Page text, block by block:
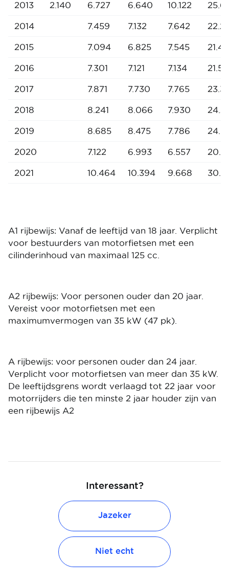
2013 2.140 6.727 6.640 10.122
2014 7.459 7.132 7.642
2015 7.094 6.825 7.545
2016 7.301 7.121 7.134
2017 7.871 7.730 7.765
2018 8.241 8.066 7.930
2019 8.685 8.475 7.786
2020 7.122 6.993 6.557
2021 10.464 10.394 9.668
A1 rijbewijs: Vanaf de leeftijd van 18 jaar. Verplicht
voor bestuurders van motorfietsen met een
cilinderinhoud van maximaal 125 cc.
A2 rijbewijs: Voor personen ouder dan 20 jaar.
Vereist voor motorfietsen met een
maximumvermogen van 35 kW (47 pk).
A rijbewijs: voor personen ouder dan 24 jaar.
Verplicht voor motorfietsen van meer dan 35 kW.
De leeftijdsgrens wordt verlaagd tot 22 jaar voor
motorrijders die ten minste 2 jaar houder zijn van
een rijbewijs A2
Interessant?
Jazeker
Niet echt